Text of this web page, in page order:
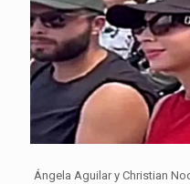
Ángela Aguilar y Christian